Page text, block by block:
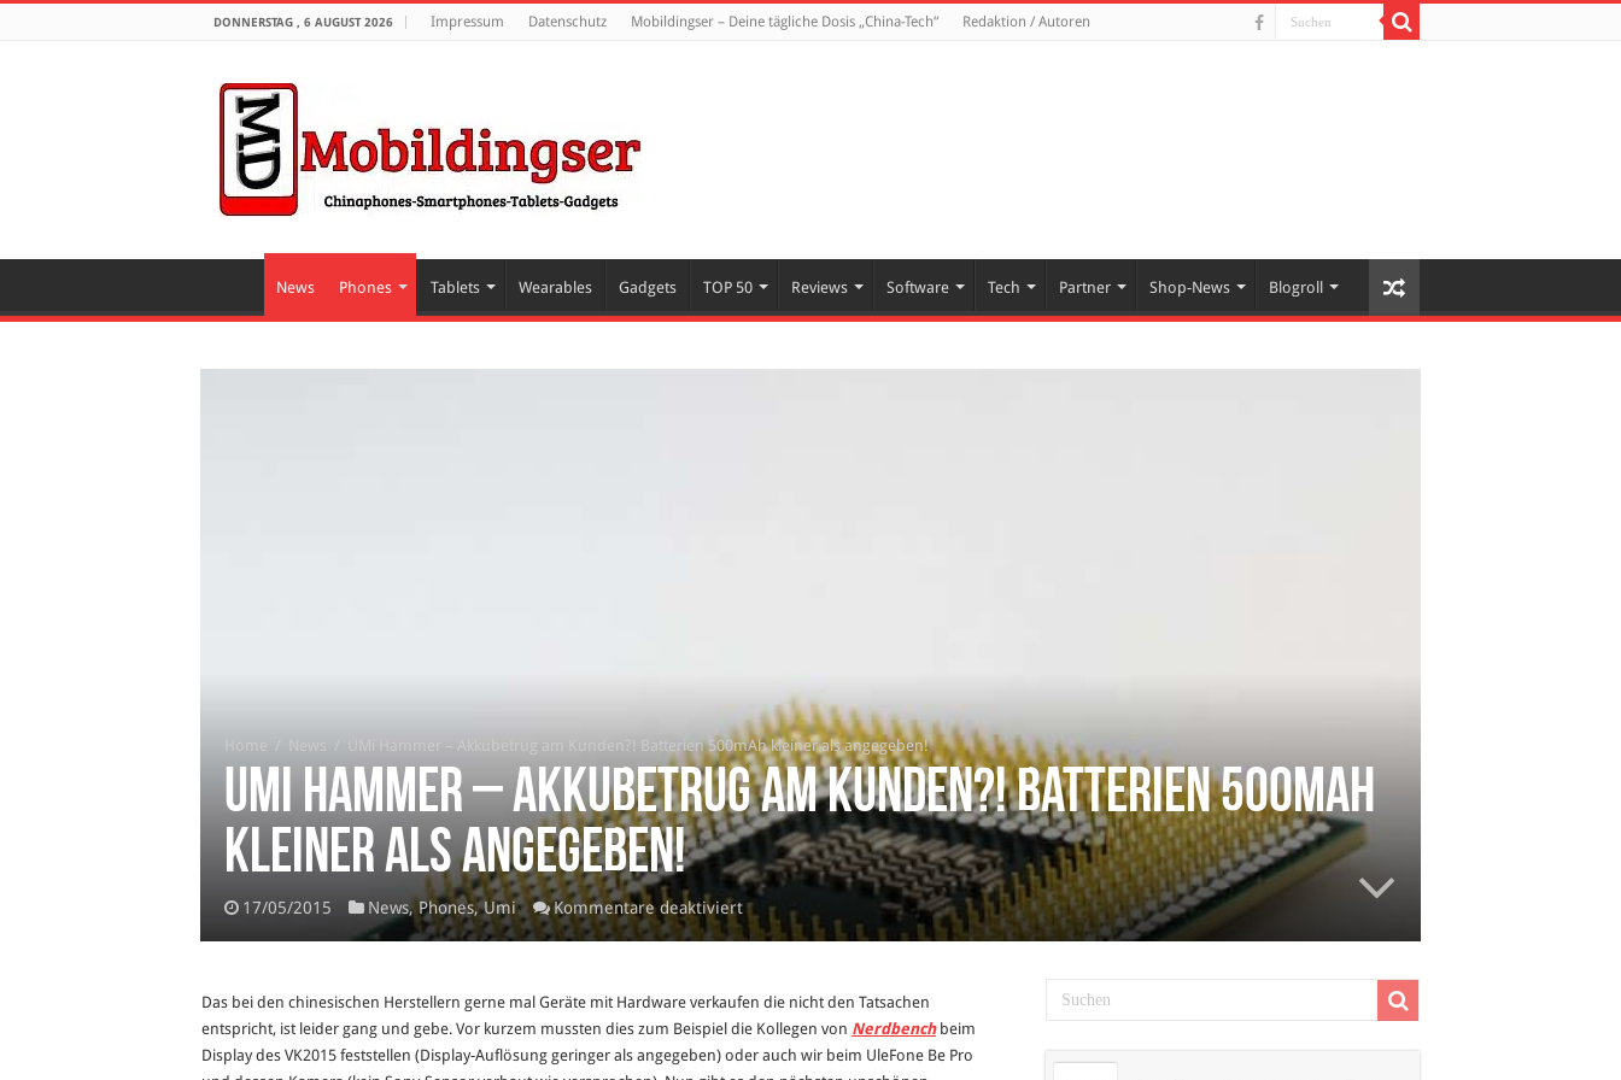
DONNERSTAG , 6 AUGUST 2026 Impressum Datenschutz Mobildingser – Deine tägliche Dosis „China-Tech“ Redaktion / Autoren
News Phones Tablets Wearables Gadgets TOP 50 Reviews Software Tech Partner Shop-News Blogroll
Home / News / UMi Hammer – Akkubetrug am Kunden?! Batterien 500mAh kleiner als angegeben!
UMi Hammer – Akkubetrug am Kunden?! Batterien 500mAh
kleiner als angegeben!
17/05/2015 News, Phones,Umi Kommentare deaktiviertfür
UMi
Akkubetrug
am
Kunden?!
Das bei den chinesischen Herstellern gerne mal Geräte mit Hardware verkaufen die nicht den Tatsachen
entspricht, ist leider gang und gebe. Vor kurzem mussten dies zum Beispiel die Kollegen von Nerdbenchbeim
Display des VK2015 feststellen (Display-Auflösung geringer als angegeben) oder auch wir beim UleFone Be Pro